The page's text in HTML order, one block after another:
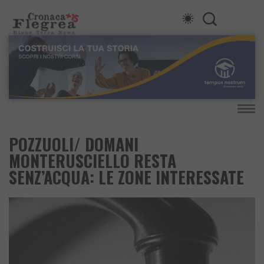
POZZUOLI/ DOMANI
MONTERUSCIELLO RESTA
SENZ’ACQUA: LE ZONE INTERESSATE